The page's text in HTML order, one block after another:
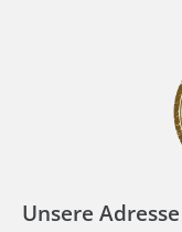
Unsere Adresse